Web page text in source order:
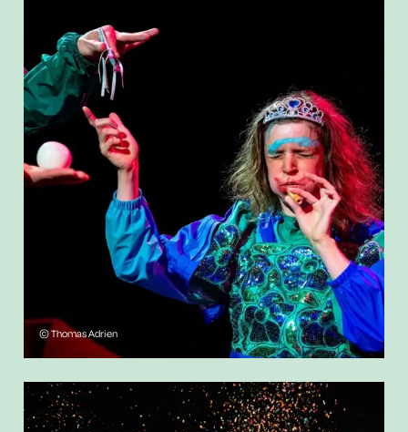
© Thomas Adrien